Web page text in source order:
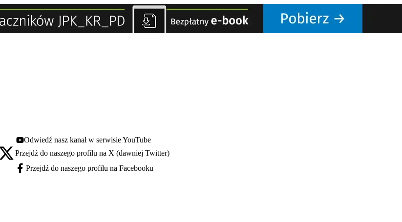
Youtube - otwiera się w nowej karcie
Odwiedź nasz kanał w serwisie YouTube
X - otwiera się w nowej karcie
Przejdź do naszego profilu na X (dawniej Twitter)
Facebook - otwiera się w nowej karcie
Przejdź do naszego profilu na Facebooku